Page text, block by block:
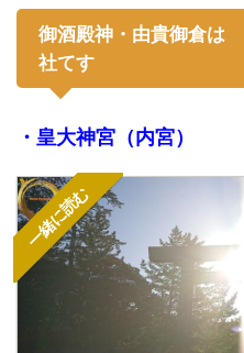
御酒殿神 ・由貴御倉は
社てす
・皇大神宮（内宮）
一緒に読む